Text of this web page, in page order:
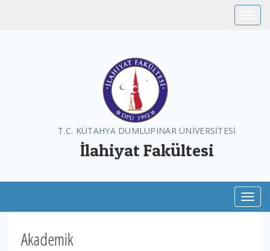
T.C. KÜTAHYA DUMLUPINAR ÜNİVERSİTESİ
İlahiyat Fakültesi
Akademik